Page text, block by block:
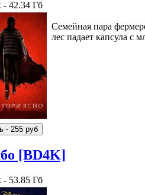
- 42.34 Гб
Семейная пара
лес падает капсула с
[BD4K]
- 53.85 Гб